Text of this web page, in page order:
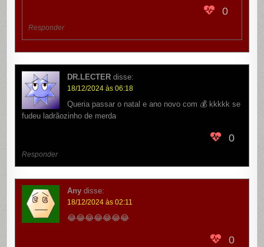
0
Responder
DR.LECTER disse:
18/12/2024 às 06:18
Queria passar o natal e ano novo com 💰 kkkkk se
fudeu ladrãozinho de merda
0
Responder
Any disse:
18/12/2024 às 02:11
😂😂😂😂😂😂😂
0